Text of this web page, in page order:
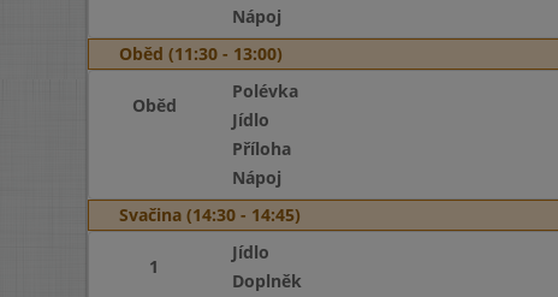
Nápoj
Oběd (11:30 - 13:00)
Oběd
Polévka
Jídlo
Příloha
Nápoj
Svačina (14:30 - 14:45)
1
Jídlo
Doplněk